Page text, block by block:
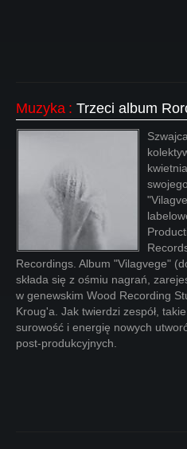
Muzyka : Trzeci album
Recordings. Album "Vilagvege"
składa się z ośmiu nagrań,
w genewskim Wood Recording
Kroug'a. Jak twierdzi zespół,
surowość i energię nowych
post-produkcyjnych.